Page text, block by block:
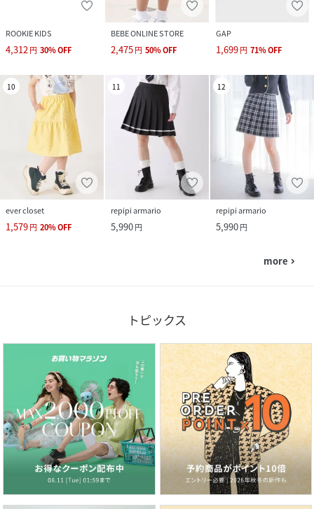
ROOKIE KIDS
4,312円 30%OFF
BEBE ONLINE STORE
2,475円 50%OFF
GAP
1,699円 71%OFF
10
ever closet
1,579円 20%OFF
11
repipi armario
5,990円
12
repipi armario
5,990円
more navigate_next
トピックス